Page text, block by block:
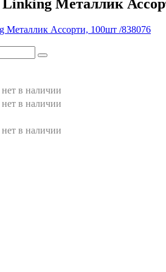
Металлик
нет в наличии
нет в наличии
нет в наличии